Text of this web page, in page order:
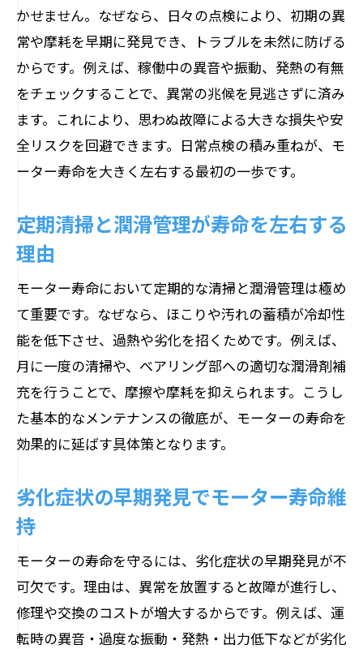
かせません。なぜなら、日々の点検により、初期の異
常や摩耗を早期に発見でき、トラブルを未然に防げる
からです。例えば、稼働中の異音や振動、発熱の有無
をチェックすることで、異常の兆候を見逃さずに済み
ます。これにより、思わぬ故障による大きな損失や安
全リスクを回避できます。日常点検の積み重ねが、モ
ーター寿命を大きく左右する最初の一歩です。
定期清掃と潤滑管理が寿命を左右する
理由
モーター寿命において定期的な清掃と潤滑管理は極め
て重要です。なぜなら、ほこりや汚れの蓄積が冷却性
能を低下させ、過熱や劣化を招くためです。例えば、
月に一度の清掃や、ベアリング部への適切な潤滑剤補
充を行うことで、摩擦や摩耗を抑えられます。こうし
た基本的なメンテナンスの徹底が、モーターの寿命を
効果的に延ばす具体策となります。
劣化症状の早期発見でモーター寿命維
持
モーターの寿命を守るには、劣化症状の早期発見が不
可欠です。理由は、異常を放置すると故障が進行し、
修理や交換のコストが増大するからです。例えば、運
転時の異音・過度な振動・発熱・出力低下などが劣化